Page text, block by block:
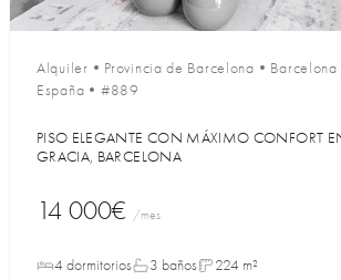
Alquiler • Provincia de Barcelona • Barcelona
España • #889
PISO ELEGANTE CON MÁXIMO CONFORT
GRACIA, BARCELONA
14 000€ /mes
4 dormitorios 3 baños 224 m²